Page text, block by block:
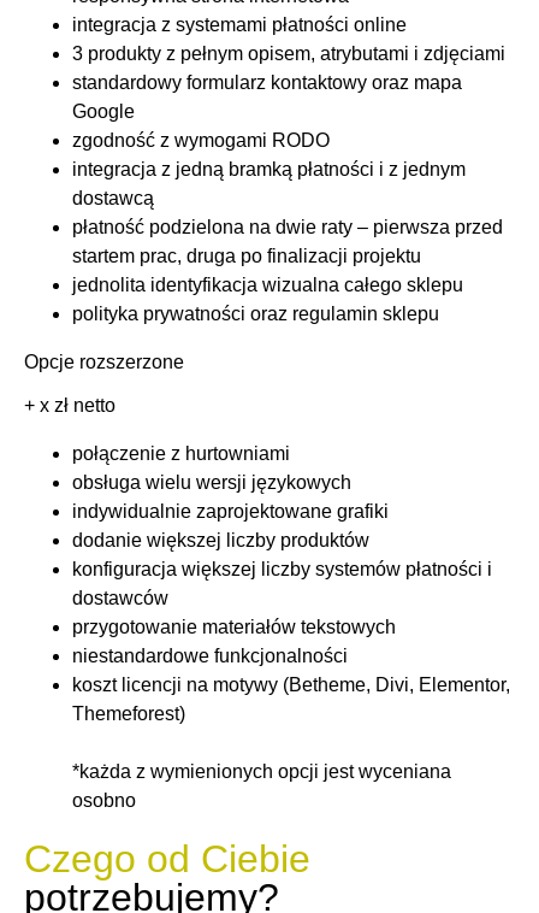
integracja z systemami płatności online
3 produkty z pełnym opisem, atrybutami i zdjęciami
standardowy formularz kontaktowy oraz mapa
Google
zgodność z wymogami RODO
integracja z jedną bramką płatności i z jednym
dostawcą
płatność podzielona na dwie raty – pierwsza przed
startem prac, druga po finalizacji projektu
jednolita identyfikacja wizualna całego sklepu
polityka prywatności oraz regulamin sklepu
Opcje rozszerzone
+ x zł netto
połączenie z hurtowniami
obsługa wielu wersji językowych
indywidualnie zaprojektowane grafiki
dodanie większej liczby produktów
konfiguracja większej liczby systemów płatności i
dostawców
przygotowanie materiałów tekstowych
niestandardowe funkcjonalności
koszt licencji na motywy (Betheme, Divi, Elementor,
Themeforest)
*każda z wymienionych opcji jest wyceniana
osobno
Czego od Ciebie
potrzebujemy?